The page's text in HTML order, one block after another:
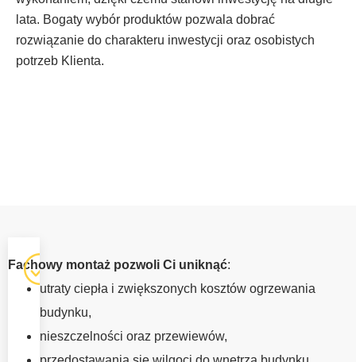
lata. Bogaty wybór produktów pozwala dobrać
rozwiązanie do charakteru inwestycji oraz osobistych
potrzeb Klienta.
OKNA Z
MONTAŻEM
LESKO
Profesjonalna
instalacja okien
Fachowy montaż pozwoli Ci uniknąć:
utraty ciepła i zwiększonych kosztów ogrzewania
budynku,
nieszczelności oraz przewiewów,